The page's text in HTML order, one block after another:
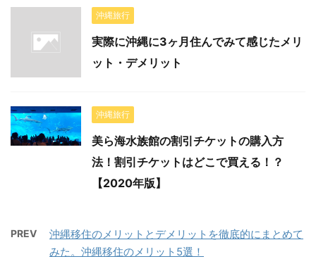
沖縄旅行
実際に沖縄に3ヶ月住んでみて感じたメリ
ット・デメリット
沖縄旅行
美ら海水族館の割引チケットの購入方
法！割引チケットはどこで買える！？
【2020年版】
PREV
沖縄移住のメリットとデメリットを徹底的にまとめて
みた。沖縄移住のメリット5選！